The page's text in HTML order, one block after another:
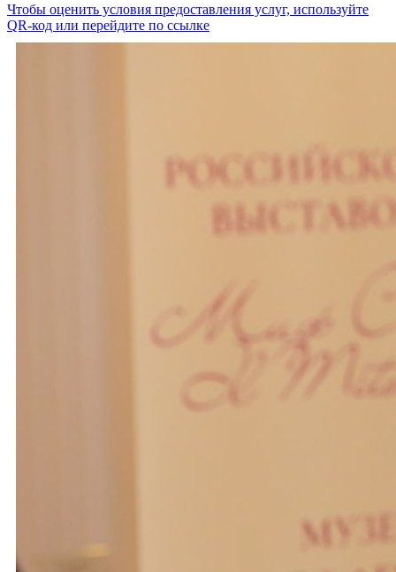
Чтобы оценить условия предоставления услуг, используйте
QR-код или перейдите по ссылке